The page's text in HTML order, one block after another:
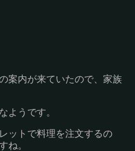
案内が来ていたので、家族
ようです。
ットで料理を注文するの
ね。